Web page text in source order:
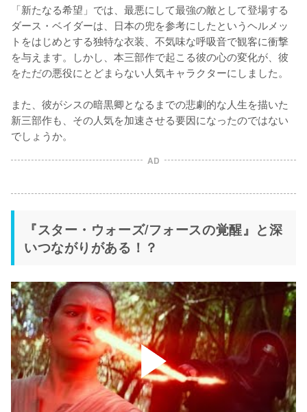
「新たなる希望」では、最悪にして最強の敵として登場する
ダース・ベイダーは、日本の兜を参考にしたというヘルメッ
トをはじめとする独特な衣装、不気味な呼吸音で観客に衝撃
を与えます。しかし、本三部作で起こる彼の心の変化が、彼
をただの悪役にとどまらない人気キャラクターにしました。
また、彼がシスの暗黒卿となるまでの悲劇的な人生を描いた
新三部作も、その人気を加速させる要因になったのではない
でしょうか。
AD
『スター・ウォーズ/フォースの覚醒』と深
いつながりがある！？